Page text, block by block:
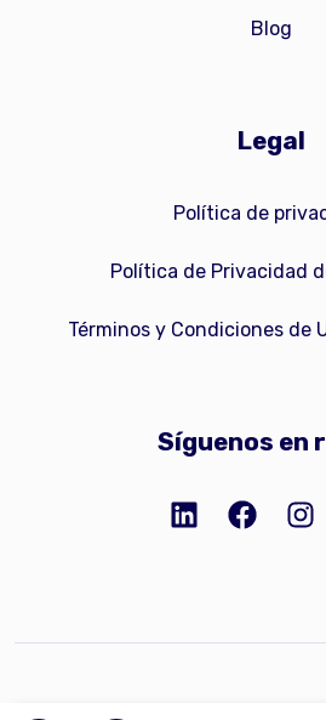
Blog
Legal
Política de
Política de Privacidad
Términos y Condiciones de
Síguenos en